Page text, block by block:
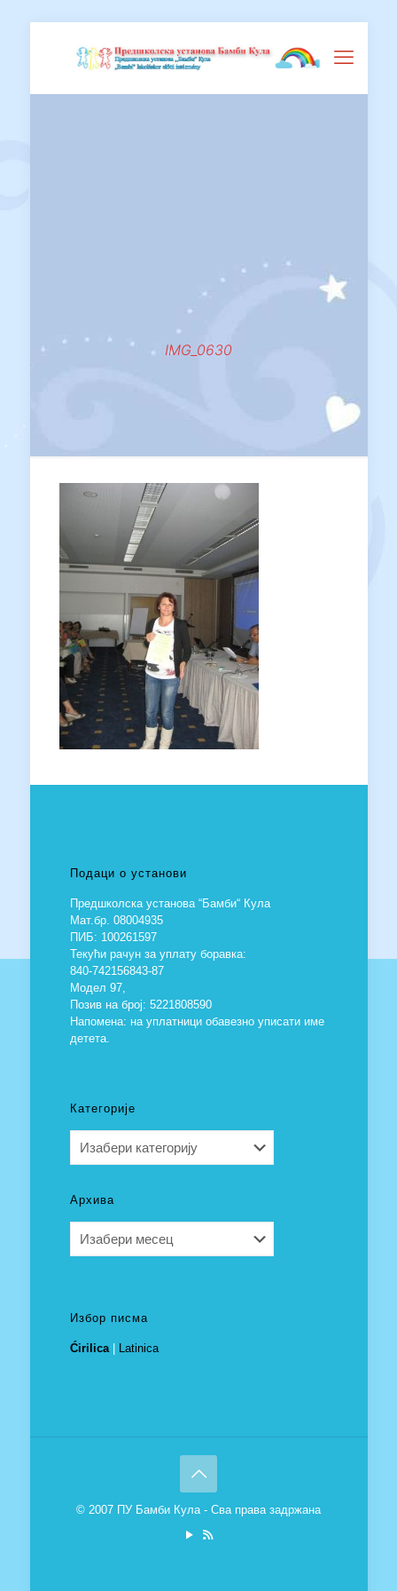
IMG_0630
Подаци о установи
Предшколска установа “Бамби“ Кула
Мат.бр. 08004935
ПИБ: 100261597
Текући рачун за уплату боравка:
840-742156843-87
Модел 97,
Позив на број: 5221808590
Напомена: на уплатници обавезно уписати име
детета.
Категорије
Архива
Избор писма
Ćirilica| Latinica
© 2007 ПУ Бамби Кула - Сва права задржана